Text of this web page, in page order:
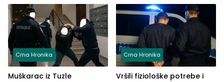
Crna Hronika
Muškarac iz Tuzle
Crna Hronika
Vršili fiziološke potrebe i